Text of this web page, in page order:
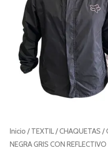
Inicio / TEXTIL/CHAQUETAS /
NEGRA GRIS CON